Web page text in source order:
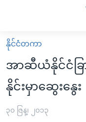
လွယ်ကူ
စေ
သည့်
Link
များ
မူလစာမျက်နှာ
မြန်မာ
ကမ္ဘာ့သတင်းများ
နိုင်ငံတကာ
ဗွီဒီယို
နိုင်ငံတကာ
အာဆီယံနိုင်ငံခြ
နိုင်းမှာဆွေးနွေး
၃၀ ဇြန္၊ ၂၀၁၃